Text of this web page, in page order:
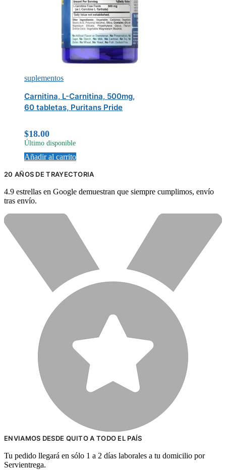
suplementos
Carnitina, L-Carnitina, 500mg,
60 tabletas, Puritans Pride
$18.00
Último disponible
Añadir al carrito
20 AÑOS DE TRAYECTORIA
4.9 estrellas en Google demuestran que siempre cumplimos, envío
tras envío.
ENVIAMOS DESDE QUITO A TODO EL PAÍS
Tu pedido llegará en sólo 1 a 2 días laborales a tu domicilio por
Servientrega.